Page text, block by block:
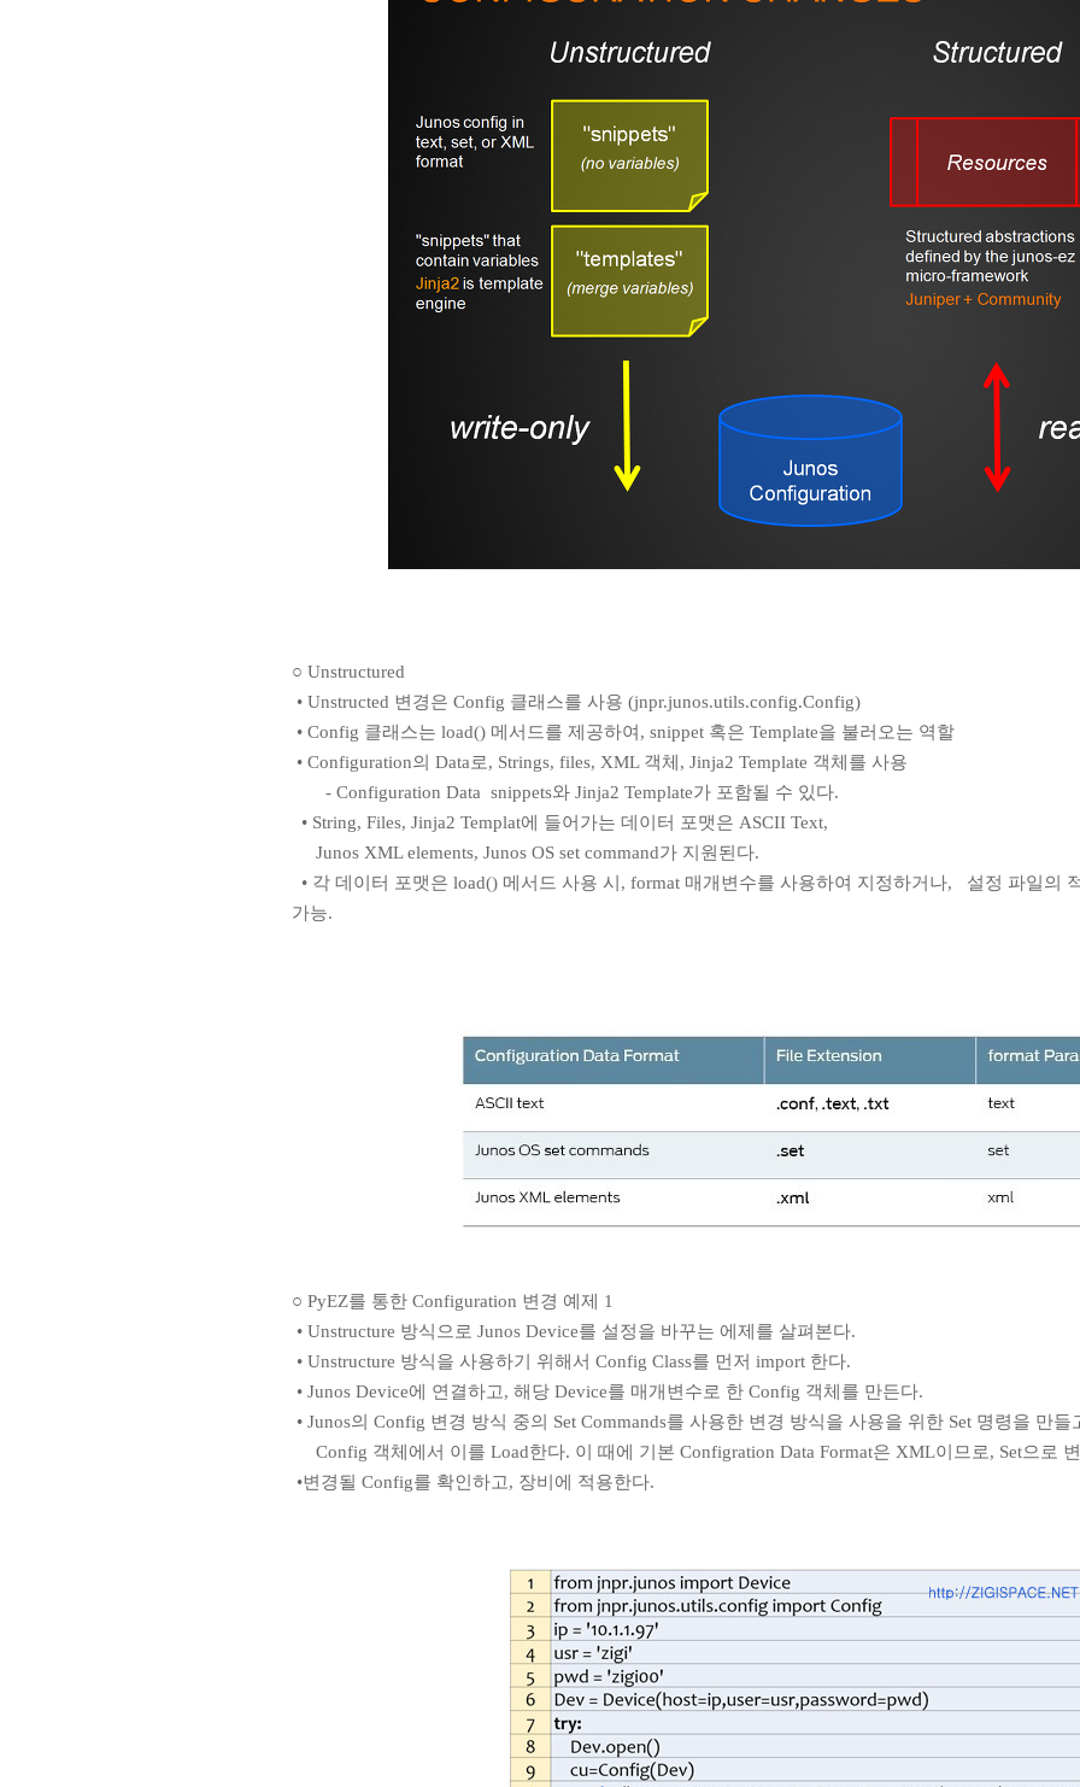
○ Unstructured
• Unstructed 변경은 Config 클래스를 사용 (jnpr.junos.utils.config.Config)
• Config 클래스는 load() 메서드를 제공하여, snippet 혹은 Template을 불러오는 역할
• Configuration의 Data로, Strings, files, XML 객체, Jinja2 Template 객체를 사용
- Configuration Data snippets와 Jinja2 Template가 포함될 수 있다.
• String, Files, Jinja2 Templat에 들어가는 데이터 포맷은 ASCII Text,
Junos XML elements, Junos OS set command가 지원된다.
• 각 데이터 포맷은 load() 메서드 사용 시, format 매개변수를 사용하여 지정하거나, 설정 파일의
가능.
○ PyEZ를 통한 Configuration 변경 예제 1
• Unstructure 방식으로 Junos Device를 설정을 바꾸는 에제를 살펴본다.
• Unstructure 방식을 사용하기 위해서 Config Class를 먼저 import 한다.
• Junos Device에 연결하고, 해당 Device를 매개변수로 한 Config 객체를 만든다.
• Junos의 Config 변경 방식 중의 Set Commands를 사용한 변경 방식을 사용을 위한 Set 명령을 만들
Config 객체에서 이를 Load한다. 이 때에 기본 Configration Data Format은 XML이므로, Set으로
•변경될 Config를 확인하고, 장비에 적용한다.